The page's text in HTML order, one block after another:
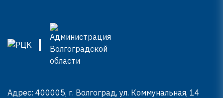
Адрес: 400005, г. Волгоград, ул. Коммунальная, 14